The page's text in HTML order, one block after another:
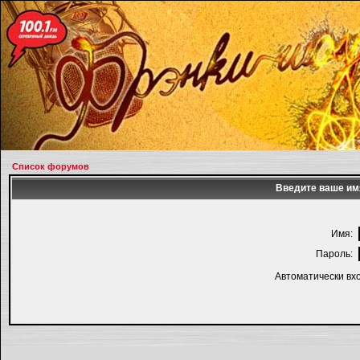
Список форумов
Введите ваше
Имя:
Пароль:
Автоматически